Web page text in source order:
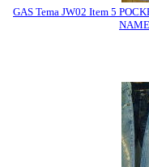
GAS Tema JW02 Item 5